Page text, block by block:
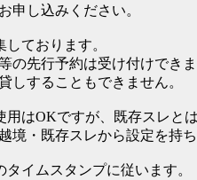
申し込みください。
ております。
の先行予約は受け付けできま
しすることもできません。
はOKですが、既存スレと
境・既存スレから設定を持
イムスタンプに従います。